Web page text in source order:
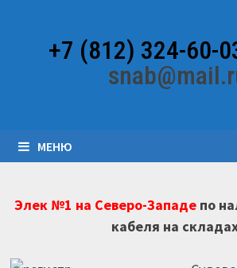
содержимому+7 (812) 324-60-
МЕНЮ
Элек №1 на Северо-Западепо
кабеля на